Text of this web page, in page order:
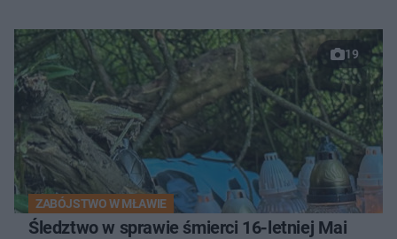
19
ZABÓJSTWO W MŁAWIE
Śledztwo w sprawie śmierci 16-letniej Mai